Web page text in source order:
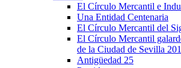
El Círculo Mercantil e
Una Entidad Centenaria
El Círculo Mercantil del
El Círculo Mercantil
de la Ciudad de Sevilla
Antigüedad 25